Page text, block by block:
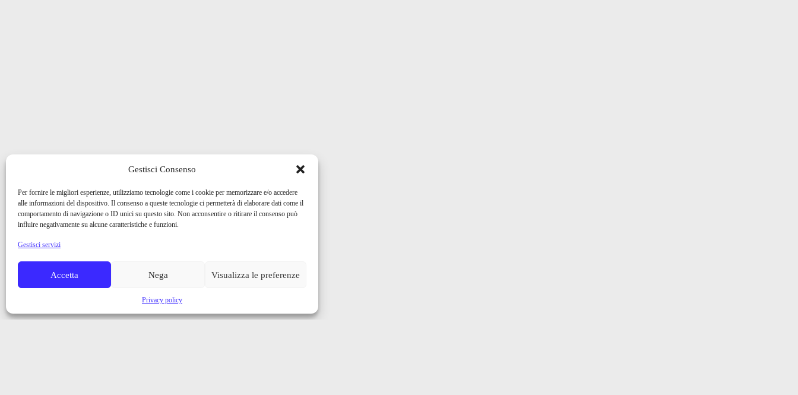
Gestisci Consenso
Per fornire le migliori esperienze, utilizziamo tecnologie come i cookie per memorizzare e/o accedere
alle informazioni del dispositivo. Il consenso a queste tecnologie ci permetterà di elaborare dati come il
comportamento di navigazione o ID unici su questo sito. Non acconsentire o ritirare il consenso può
influire negativamente su alcune caratteristiche e funzioni.
Gestisci servizi
Accetta Nega Visualizza le preferenze
Privacy policy